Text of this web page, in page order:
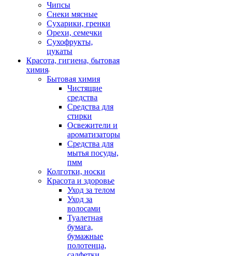
Чипсы
Снеки мясные
Сухарики, гренки
Орехи, семечки
Сухофрукты,
цукаты
Красота, гигиена, бытовая
химия
Бытовая химия
Чистящие
средства
Средства для
стирки
Освежители и
ароматизаторы
Средства для
мытья посуды,
пмм
Колготки, носки
Красота и здоровье
Уход за телом
Уход за
волосами
Туалетная
бумага,
бумажные
полотенца,